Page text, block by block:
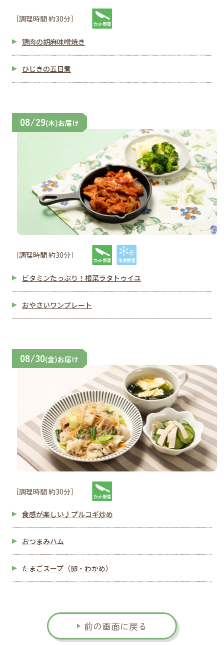
［調理時間 約30分］
鶏肉の胡麻味噌焼き
ひじきの五目煮
08/29(木)お届け
［調理時間 約30分］
ビタミンたっぷり！根菜ラタトゥイユ
おやさいワンプレート
08/30(金)お届け
［調理時間 約30分］
食感が楽しい♪プルコギ炒め
おつまみハム
たまごスープ（卵・わかめ）
前の画面に戻る